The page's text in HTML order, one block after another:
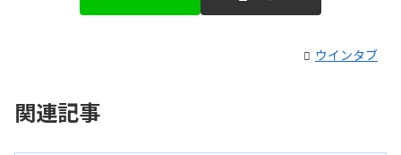
ウインタブ
関連記事